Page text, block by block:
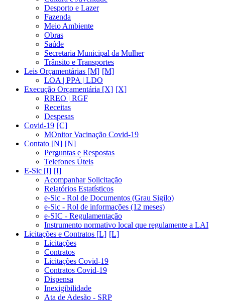
Desporto e Lazer
Fazenda
Meio Ambiente
Obras
Saúde
Secretaria Municipal da Mulher
Trânsito e Transportes
Leis Orçamentárias [M]
LOA | PPA | LDO
Execução Orçamentária [X]
RREO | RGF
Receitas
Despesas
Covid-19
MOnitor Vacinação Covid-19
Contato [N]
Perguntas e Respostas
Telefones Úteis
E-Sic [I]
Acompanhar Solicitação
Relatórios Estatísticos
e-Sic - Rol de Documentos (Grau Sigilo)
e-Sic - Rol de informações (12 meses)
e-SIC - Regulamentação
Instrumento normativo local que regulamente a LAI
Licitações e Contratos [L]
Licitações
Contratos
Licitações Covid-19
Contratos Covid-19
Dispensa
Inexigibilidade
Ata de Adesão - SRP